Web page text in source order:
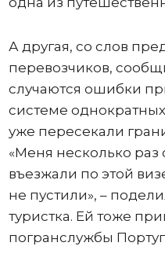
А другая, со слов
перевозчиков,
случаются ошибки
системе
уже пересекали
«Меня несколько
въезжали по этой
не пустили», –
туристка. Ей тоже
погранслужбы